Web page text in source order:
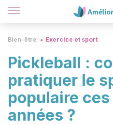
Bien-être Exercice et sport
Pickleball :
pratiquer le
populaire
années ?